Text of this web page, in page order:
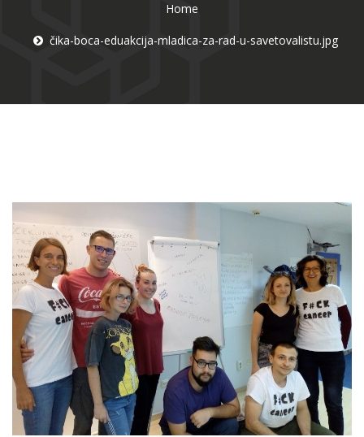
Home
čika-boca-eduakcija-mladica-za-rad-u-savetovalistu.jpg